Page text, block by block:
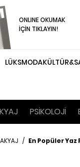
ONLINE OKUMAK
İÇİN TIKLAYIN!
LÜKSMODA
PSİKOLOJİ
/ En Popüler